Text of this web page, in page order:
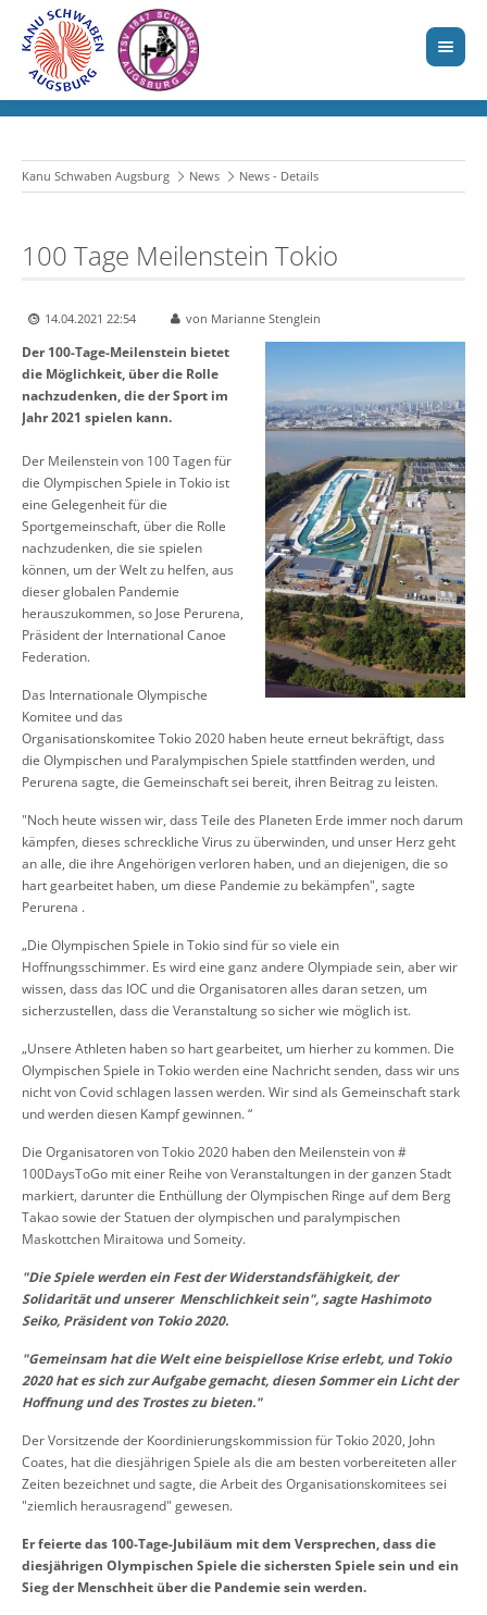
Kanu Schwaben Augsburg News News - Details
100 Tage Meilenstein Tokio
14.04.2021 22:54 von Marianne Stenglein
Der 100-Tage-Meilenstein bietet
die Möglichkeit, über die Rolle
nachzudenken, die der Sport im
Jahr 2021 spielen kann.
Der Meilenstein von 100 Tagen für
die Olympischen Spiele in Tokio ist
eine Gelegenheit für die
Sportgemeinschaft, über die Rolle
nachzudenken, die sie spielen
können, um der Welt zu helfen, aus
dieser globalen Pandemie
herauszukommen, so Jose Perurena,
Präsident der International Canoe
Federation.
Das Internationale Olympische
Komitee und das
Organisationskomitee Tokio 2020 haben heute erneut bekräftigt, dass
die Olympischen und Paralympischen Spiele stattfinden werden, und
Perurena sagte, die Gemeinschaft sei bereit, ihren Beitrag zu leisten.
"Noch heute wissen wir, dass Teile des Planeten Erde immer noch darum
kämpfen, dieses schreckliche Virus zu überwinden, und unser Herz geht
an alle, die ihre Angehörigen verloren haben, und an diejenigen, die so
hart gearbeitet haben, um diese Pandemie zu bekämpfen", sagte
Perurena .
„Die Olympischen Spiele in Tokio sind für so viele ein
Hoffnungsschimmer. Es wird eine ganz andere Olympiade sein, aber wir
wissen, dass das IOC und die Organisatoren alles daran setzen, um
sicherzustellen, dass die Veranstaltung so sicher wie möglich ist.
„Unsere Athleten haben so hart gearbeitet, um hierher zu kommen. Die
Olympischen Spiele in Tokio werden eine Nachricht senden, dass wir uns
nicht von Covid schlagen lassen werden. Wir sind als Gemeinschaft stark
und werden diesen Kampf gewinnen. “
Die Organisatoren von Tokio 2020 haben den Meilenstein von #
100DaysToGo mit einer Reihe von Veranstaltungen in der ganzen Stadt
markiert, darunter die Enthüllung der Olympischen Ringe auf dem Berg
Takao sowie der Statuen der olympischen und paralympischen
Maskottchen Miraitowa und Someity.
"Die Spiele werden ein Fest der Widerstandsfähigkeit, der
Solidarität und unserer Menschlichkeit sein", sagte Hashimoto
Seiko, Präsident von Tokio 2020.
"Gemeinsam hat die Welt eine beispiellose Krise erlebt, und Tokio
2020 hat es sich zur Aufgabe gemacht, diesen Sommer ein Licht der
Hoffnung und des Trostes zu bieten."
Der Vorsitzende der Koordinierungskommission für Tokio 2020, John
Coates, hat die diesjährigen Spiele als die am besten vorbereiteten aller
Zeiten bezeichnet und sagte, die Arbeit des Organisationskomitees sei
"ziemlich herausragend" gewesen.
Er feierte das 100-Tage-Jubiläum mit dem Versprechen, dass die
diesjährigen Olympischen Spiele die sichersten Spiele sein und ein
Sieg der Menschheit über die Pandemie sein werden.